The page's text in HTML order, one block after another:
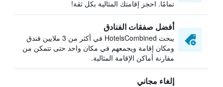
تمامًا. احجز إقامتك المثالية بكل ثقة!
أفضل صفقات الفنادق
يبحث HotelsCombined في أكثر من 3 ملايين فندق
ومكان إقامة ويجمعهم في مكان واحد حتى تتمكن من
مقارنة أماكن الإقامة المثالية.
إلغاء مجاني